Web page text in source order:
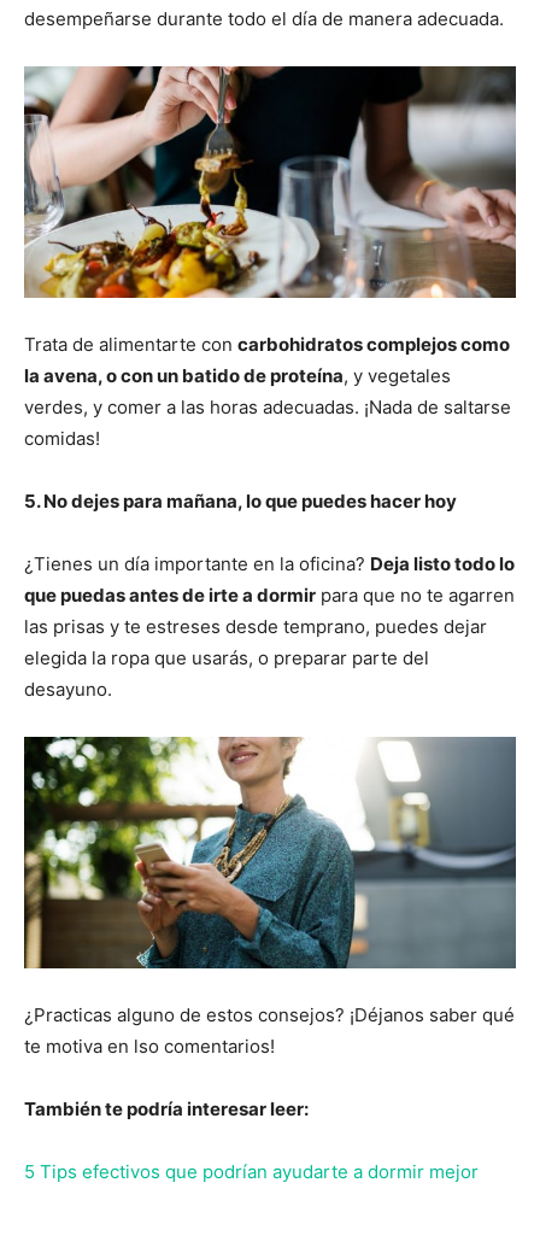
desempeñarse durante todo el día de manera adecuada.
Trata de alimentarte con carbohidratos complejos como
la avena, o con un batido de proteína, y vegetales
verdes, y comer a las horas adecuadas. ¡Nada de saltarse
comidas!
5. No dejes para mañana, lo que puedes hacer hoy
¿Tienes un día importante en la oficina? Deja listo todo lo
que puedas antes de irte a dormir para que no te agarren
las prisas y te estreses desde temprano, puedes dejar
elegida la ropa que usarás, o preparar parte del
desayuno.
¿Practicas alguno de estos consejos? ¡Déjanos saber qué
te motiva en lso comentarios!
También te podría interesar leer:
5 Tips efectivos que podrían ayudarte a dormir mejor